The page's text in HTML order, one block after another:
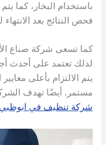
باستخدام البخار، كما
فحص النتائج بعد
كما تسعى شركة صناع
لذلك تعتمد على أحدث
يتم الالتزام بأعلى
مستمر. أيضًا تهدف
شركة تنظيف في ابوظبي